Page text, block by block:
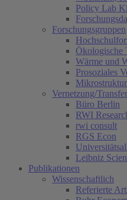
Policy Lab
Forschungsgruppen
Ökologische
Wärme und
Prosoziales
Vernetzung/Transfer
Büro Berlin
RWI
rwi consult
RGS Econ
Leibniz
Publikationen
Wissenschaftlich
Referierte